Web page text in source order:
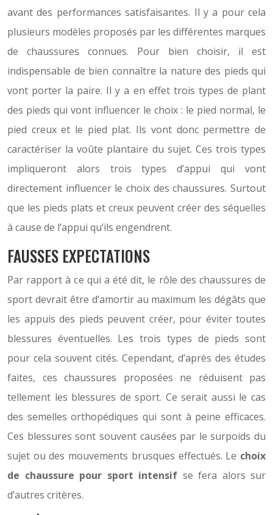
avant des performances satisfaisantes. Il y a pour cela
plusieurs modèles proposés par les différentes marques
de chaussures connues. Pour bien choisir, il est
indispensable de bien connaître la nature des pieds qui
vont porter la paire. Il y a en effet trois types de plant
des pieds qui vont influencer le choix : le pied normal, le
pied creux et le pied plat. Ils vont donc permettre de
caractériser la voûte plantaire du sujet. Ces trois types
impliqueront alors trois types d’appui qui vont
directement influencer le choix des chaussures. Surtout
que les pieds plats et creux peuvent créer des séquelles
à cause de l’appui qu’ils engendrent.
FAUSSES EXPECTATIONS
Par rapport à ce qui a été dit, le rôle des chaussures de
sport devrait être d’amortir au maximum les dégâts que
les appuis des pieds peuvent créer, pour éviter toutes
blessures éventuelles. Les trois types de pieds sont
pour cela souvent cités. Cependant, d’après des études
faites, ces chaussures proposées ne réduisent pas
tellement les blessures de sport. Ce serait aussi le cas
des semelles orthopédiques qui sont à peine efficaces.
Ces blessures sont souvent causées par le surpoids du
sujet ou des mouvements brusques effectués. Le choix
de chaussure pour sport intensif se fera alors sur
d’autres critères.